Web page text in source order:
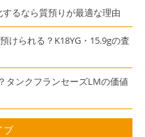
るなら質預りが最適な理由
けられる？K18YG・15.9gの査
タンクフランセーズLMの価値
ブ